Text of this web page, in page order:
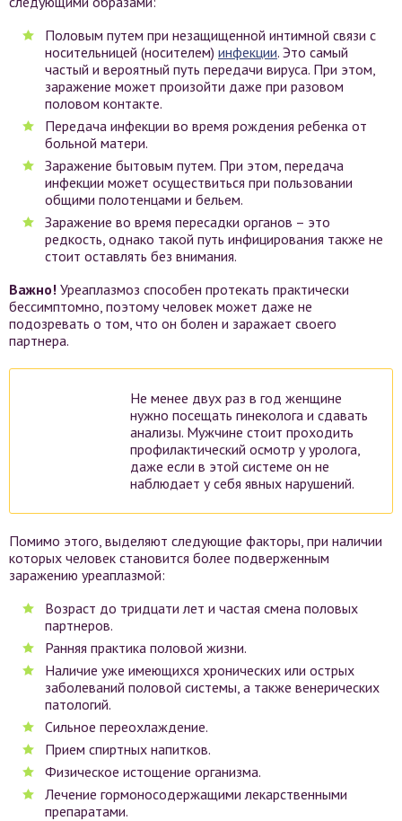
Половым путем при незащищенной интимной связи с
носительницей (носителем) инфекции. Это самый
частый и вероятный путь передачи вируса. При этом,
заражение может произойти даже при разовом
половом контакте.
Передача инфекции во время рождения ребенка от
больной матери.
Заражение бытовым путем. При этом, передача
инфекции может осуществиться при пользовании
общими полотенцами и бельем.
Заражение во время пересадки органов – это
редкость, однако такой путь инфицирования также не
стоит оставлять без внимания.
Важно! Уреаплазмоз способен протекать практически
бессимптомно, поэтому человек может даже не
подозревать о том, что он болен и заражает своего
партнера.
Не менее двух раз в год женщине
нужно посещать гинеколога и сдавать
анализы. Мужчине стоит проходить
профилактический осмотр у уролога,
даже если в этой системе он не
наблюдает у себя явных нарушений.
Помимо этого, выделяют следующие факторы, при наличии
которых человек становится более подверженным
заражению уреаплазмой:
Возраст до тридцати лет и частая смена половых
партнеров.
Ранняя практика половой жизни.
Наличие уже имеющихся хронических или острых
заболеваний половой системы, а также венерических
патологий.
Сильное переохлаждение.
Прием спиртных напитков.
Физическое истощение организма.
Лечение гормоносодержащими лекарственными
препаратами.